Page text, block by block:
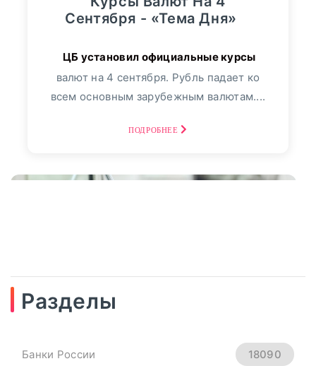
Сентября - «Тема Дня»
валют на 4 сентября. Рубль падает ко
всем основным зарубежным валютам....
ПОДРОБНЕЕ
Рубль Теряет Высоту.
Разделы
Банки России 18090